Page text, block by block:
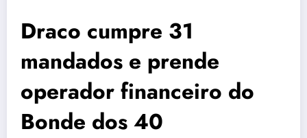
Draco cumpre 31
mandados e prende
operador financeiro do
Bonde dos 40